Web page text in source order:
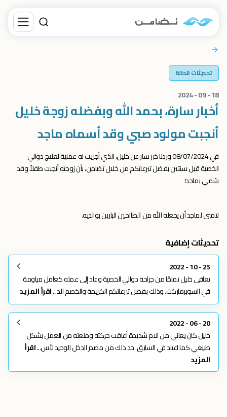
تحديثات الحالة
18 - 09 - 2024
أخبار سارة، بحمد الله وبفضله زوجة خليل
أنجبت مولود صبي وقد أسماه ماجد
في 08/07/2024 وردنا خبر سار عن خليل، الذي أجريت له عملية لعلاج دوالي
الخصية قبل سنتين بفضل تبرعاتكم من خلال تضامن، بأن زوجته أنجبت طفلاً وقد
سُمي بماجد!
نتمنى لماجد أن يجعله الله من الصالحين البارين بوالديه.
تحديثات إضافية
25 - 10 - 2022
تعافى خليل تمامًا من جراحة دوالي الخصية وعاد إلى عمله كعامل مياومة
في السوبرماركت. وذلك بفضل تبرعاتكم الكريمة والخصم الذ...اقرأ المزيد
20 - 06 - 2022
خليل كان يعاني من آلام شديدة أعاقت حركته ومنعته من العمل بشكل
طبيعي كما اعتاد في السابق. حد ذلك من مصدر الدخل الوحيد لأس...اقرأ
المزيد